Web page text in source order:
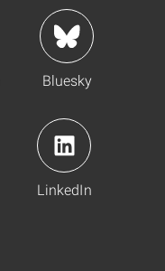
Bluesky
LinkedIn